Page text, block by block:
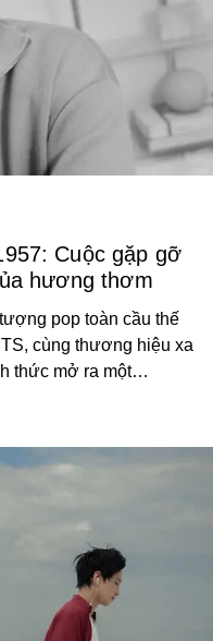
Cuộc gặp gỡ
hương thơm
pop toàn cầu thế
cùng thương hiệu xa
thức mở ra một